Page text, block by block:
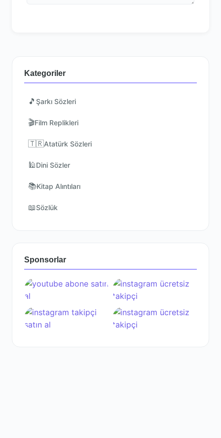
Kategoriler
🎵 Şarkı Sözleri
🎬Film Replikleri
🇹🇷Atatürk Sözleri
🕌Dini Sözler
📚Kitap Alıntıları
📖Sözlük
Sponsorlar